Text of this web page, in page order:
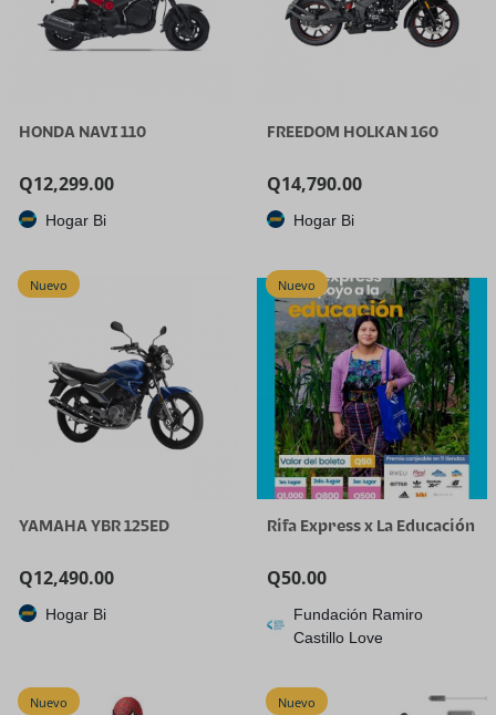
HONDA NAVI 110
Q12,299.00
Hogar Bi
FREEDOM HOLKAN 160
Q14,790.00
Hogar Bi
Nuevo
YAMAHA YBR 125ED
Q12,490.00
Hogar Bi
Nuevo
Rifa Express x La Educación
Q50.00
Fundación Ramiro
Castillo Love
Nuevo Nuevo